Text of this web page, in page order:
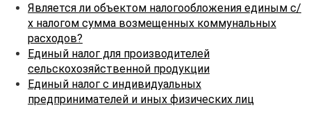
Является ли объектом налогообложения единым с/
х налогом сумма возмещенных коммунальных
расходов?
Единый налог для производителей
сельскохозяйственной продукции
Единый налог с индивидуальных
предпринимателей и иных физических лиц